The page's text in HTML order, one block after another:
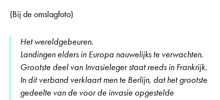
(Bij de omslagfoto)
Het wereldgebeuren.
Landingen elders in Europa nauwelijks te verwachten.
Grootste deel van Invasieleger staat reeds in Frankrijk.
In dit verband verklaart men te Berlijn, dat het grootste
gedeelte van de voor de invasie opgestelde